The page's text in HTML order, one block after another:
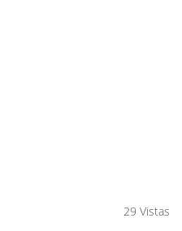
29 Vistas